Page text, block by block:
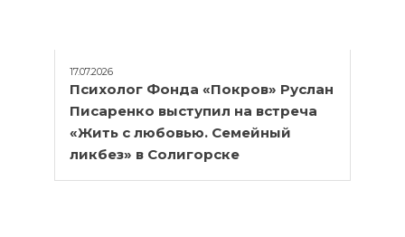
17.07.2026
Психолог Фонда «Покров» Руслан
Писаренко выступил на встреча
«Жить с любовью. Семейный
ликбез» в Солигорске